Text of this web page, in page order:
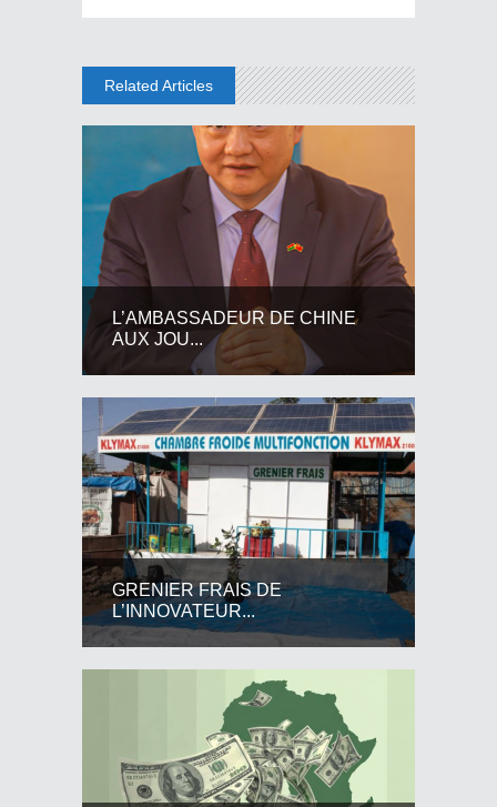
Related Articles
L’AMBASSADEUR DE CHINE
AUX JOU...
GRENIER FRAIS DE
L’INNOVATEUR...